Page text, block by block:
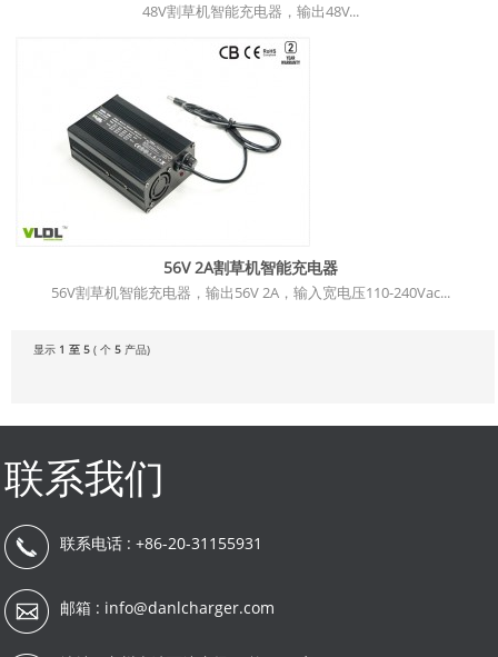
48V割草机智能充电器，输出48V...
56V 2A割草机智能充电器
56V割草机智能充电器，输出56V 2A，输入宽电压110-240Vac...
显示 1 至 5 ( 个 5 产品)
联系我们
联系电话 : +86-20-31155931
邮箱 : info@danlcharger.com